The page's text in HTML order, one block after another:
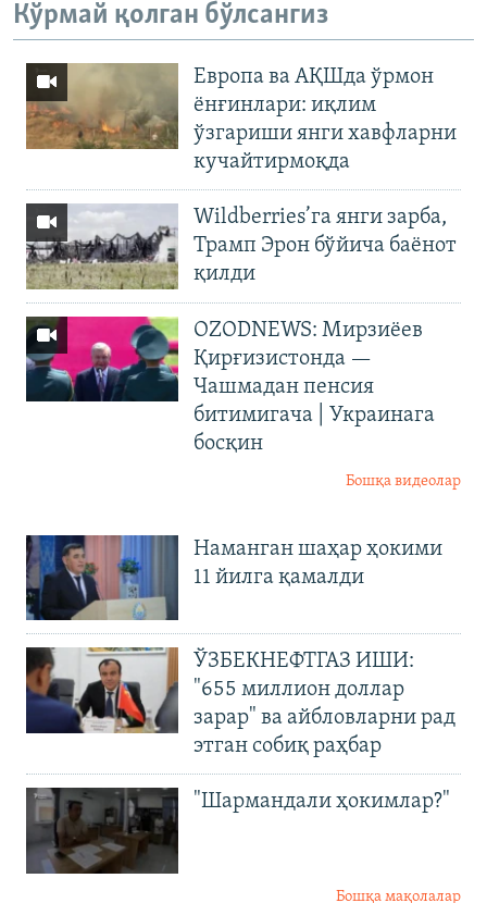
Кўрмай қолган бўлсангиз
Европа ва АҚШда ўрмон
ёнғинлари: иқлим
ўзгариши янги хавфларни
кучайтирмоқда
Wildberries’га янги зарба,
Трамп Эрон бўйича баёнот
қилди
OZODNEWS: Мирзиёев
Қирғизистонда —
Чашмадан пенсия
битимигача | Украинага
босқин
Бошқа видеолар
Наманган шаҳар ҳокими
11 йилга қамалди
ЎЗБЕКНЕФТГАЗ ИШИ:
"655 миллион доллар
зарар" ва айбловларни рад
этган собиқ раҳбар
"Шармандали ҳокимлар?"
Бошқа мақолалар